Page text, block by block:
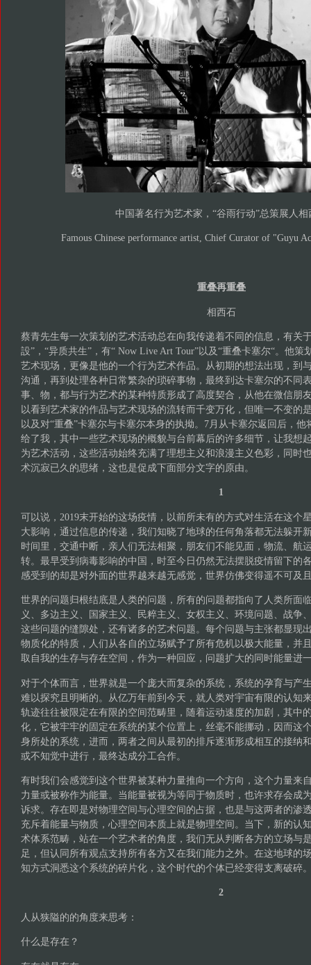
中国著名行为艺术家，“谷雨行动”总策展人相
Famous Chinese performance artist, Chief Curator of "Guyu
重叠再重叠
相西石
蔡青先生每一次策划的艺术活动总在向我传递着不同的信息，有关
設”，“异质共生”，有“ Now Live Art Tour”以及“重叠卡塞尔“。他策
艺术现场，更像是他的一个行为艺术作品。从初期的想法出现，到
沟通，再到处理各种日常繁杂的琐碎事物，最终到达卡塞尔的不同
事、物，都与行为艺术的某种特质形成了高度契合，从他在微信朋
以看到艺术家的作品与艺术现场的流转而千变万化，但唯一不变的
以及对“重叠”卡塞尔与卡塞尔本身的执拗。7月从卡塞尔返回后，
给了我，其中一些艺术现场的概貌与台前幕后的许多细节，让我想
为艺术活动，这些活动始终充满了理想主义和浪漫主义色彩，同时
术沉寂已久的思绪，这也是促成下面部分文字的原由。
1
可以说，2019末开始的这场疫情，以前所未有的方式对生活在这个
大影响，通过信息的传递，我们知晓了地球的任何角落都无法躲开
时间里，交通中断，亲人们无法相聚，朋友们不能见面，物流、航
转。最早受到病毒影响的中国，时至今日仍然无法摆脱疫情留下的
感受到的却是对外面的世界越来越无感觉，世界仿佛变得遥不可及
世界的问题归根结底是人类的问题，所有的问题都指向了人类所面
义、多边主义、国家主义、民粹主义、女权主义、环境问题、战争
这些问题的缝隙处，还有诸多的艺术问题。每个问题与主张都显现
物质化的特质，人们从各自的立场赋予了所有危机以极大能量，并
取自我的生存与存在空间，作为一种回应，问题扩大的同时能量进
对于个体而言，世界就是一个庞大而复杂的系统，系统的孕育与产
难以探究且明晰的。从亿万年前到今天，就人类对宇宙有限的认知
轨迹往往被限定在有限的空间范畴里，随着运动速度的加剧，其中
化，它被牢牢的固定在系统的某个位置上，丝毫不能挪动，因而这
身所处的系统，进而，两者之间从最初的排斥逐渐形成相互的接纳
或不知觉中进行，最终达成分工合作。
有时我们会感觉到这个世界被某种力量推向一个方向，这个力量来
力量或被称作为能量。当能量被视为等同于物质时，也许求存会成
诉求。存在即是对物理空间与心理空间的占据，也是与这两者的渗
充斥着能量与物质，心理空间本质上就是物理空间。当下，新的认
术体系范畴，站在一个艺术者的角度，我们无从判断各方的立场与
足，但认同所有观点支持所有各方又在我们能力之外。在这地球的
知方式洞悉这个系统的碎片化，这个时代的个体已经变得支离破碎
2
人从狭隘的的角度来思考：
什么是存在？